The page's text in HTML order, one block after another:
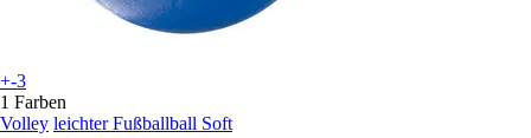
+-3
1 Farben
Volley leichter Fußballball Soft